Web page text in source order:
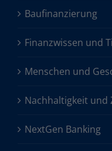
Baufinanzierung
Finanzwissen und
Menschen und
Nachhaltigkeit und
NextGen Banking